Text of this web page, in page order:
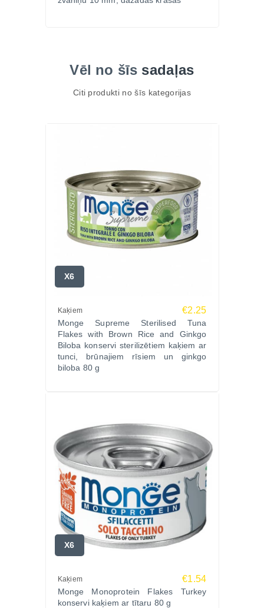
Vēl no šīs sadaļas
Citi produkti no šīs kategorijas
X6
Kaķiem €2.25
Monge Supreme Sterilised Tuna
Flakes with Brown Rice and Ginkgo
Biloba konservi sterilizētiem kaķiem ar
tunci, brūnajiem rīsiem un ginkgo
biloba 80 g
X6
Kaķiem €1.54
Monge Monoprotein Flakes Turkey
konservi kaķiem ar tītaru 80 g